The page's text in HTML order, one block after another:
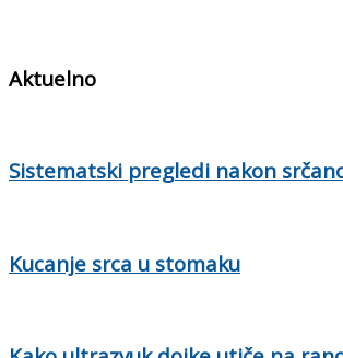
Aktuelno
Sistematski pregledi nakon
Kucanje srca u stomaku